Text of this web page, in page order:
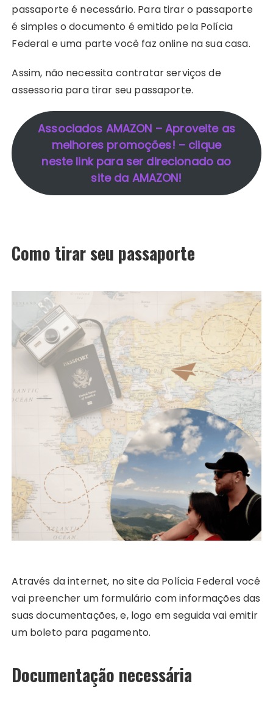
passaporte é necessário. Para tirar o passaporte
é simples o documento é emitido pela Polícia
Federal e uma parte você faz online na sua casa.
Assim, não necessita contratar serviços de
assessoria para tirar seu passaporte.
Associados AMAZON – Aproveite as
melhores promoções! – clique
neste link para ser direcionado ao
site da AMAZON!
Como tirar seu passaporte
Através da internet, no site da Polícia Federal você
vai preencher um formulário com informações das
suas documentações, e, logo em seguida vai emitir
um boleto para pagamento.
Documentação necessária